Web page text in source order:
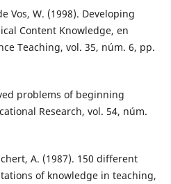
Vos, W. (1998). Developing
Content Knowledge, en
Teaching, vol. 35, núm. 6, pp.
problems of beginning
Research, vol. 54, núm.
A. (1987). 150 different
of knowledge in teaching,